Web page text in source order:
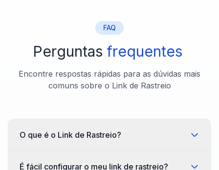
FAQ
Perguntas frequentes
Encontre respostas rápidas para as dúvidas mais
comuns sobre o Link de Rastreio
O que é o Link de Rastreio?
É fácil configurar o meu link de rastreio?